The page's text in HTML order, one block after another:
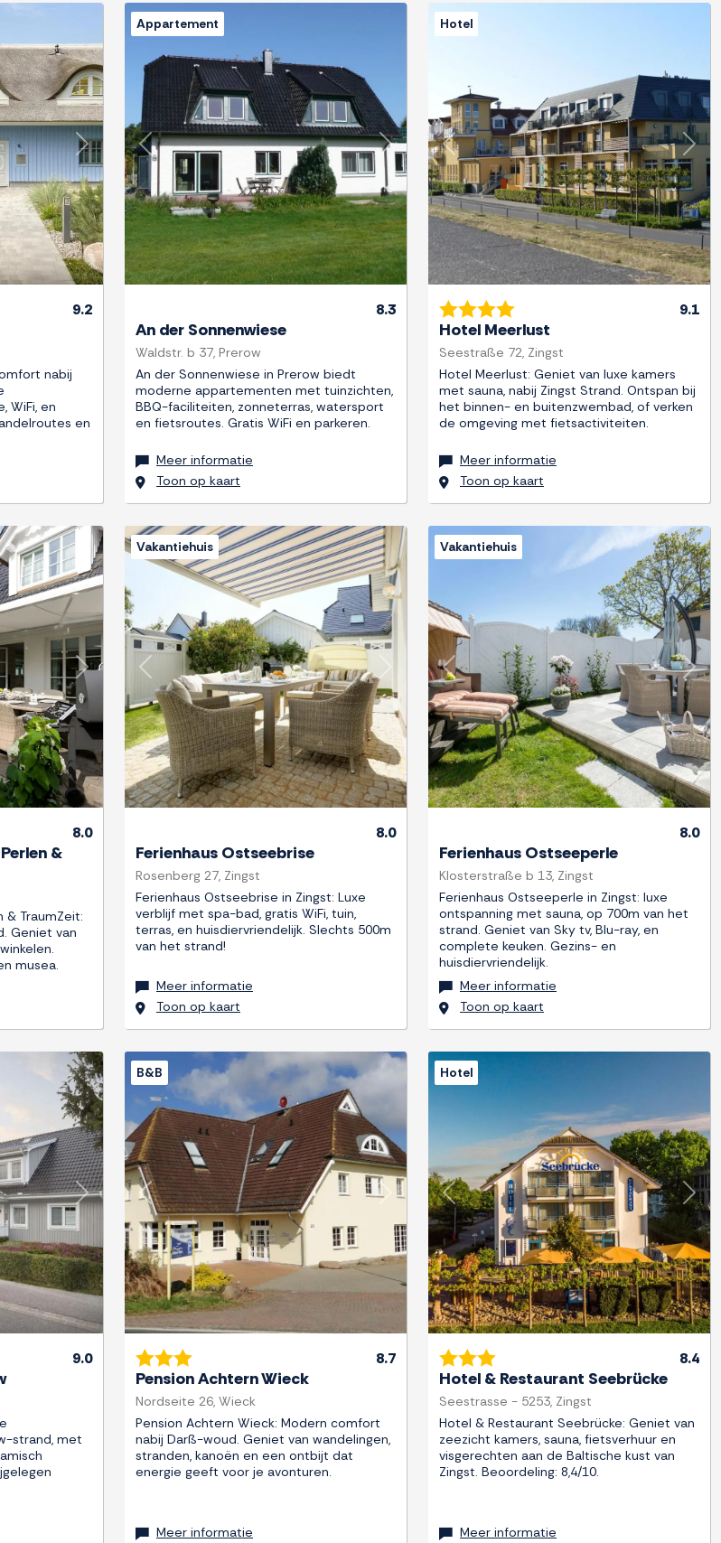
Next
9.2
nabij
WiFi, en
en
Previous Next
Appartement
8.3
An der Sonnenwiese
Waldstr. b 37, Prerow
An der Sonnenwiese in Prerow biedt
moderne appartementen met tuinzichten,
BBQ-faciliteiten, zonneterras, watersport
en fietsroutes. Gratis WiFi en parkeren.
Meer informatie
Toon op kaart
Previous Next
Hotel
9.1
Hotel Meerlust
Seestraße 72, Zingst
Hotel Meerlust: Geniet van luxe kamers
met sauna, nabij Zingst Strand. Ontspan bij
het binnen- en buitenzwembad, of verken
de omgeving met fietsactiviteiten.
Meer informatie
Toon op kaart
Next
8.0
&
& TraumZeit:
Geniet van
musea.
Previous Next
Vakantiehuis
8.0
Ferienhaus Ostseebrise
Rosenberg 27, Zingst
Ferienhaus Ostseebrise in Zingst: Luxe
verblijf met spa-bad, gratis WiFi, tuin,
terras, en huisdiervriendelijk. Slechts 500m
van het strand!
Meer informatie
Toon op kaart
Previous Next
Vakantiehuis
8.0
Ferienhaus Ostseeperle
Klosterstraße b 13, Zingst
Ferienhaus Ostseeperle in Zingst: luxe
ontspanning met sauna, op 700m van het
strand. Geniet van Sky tv, Blu-ray, en
complete keuken. Gezins- en
huisdiervriendelijk.
Meer informatie
Toon op kaart
Next
9.0
strand, met
Previous Next
B&B
8.7
Pension Achtern Wieck
Nordseite 26, Wieck
Pension Achtern Wieck: Modern comfort
nabij Darß-woud. Geniet van wandelingen,
stranden, kanoën en een ontbijt dat
energie geeft voor je avonturen.
Meer informatie
Previous Next
Hotel
8.4
Hotel & Restaurant Seebrücke
Seestrasse - 5253, Zingst
Hotel & Restaurant Seebrücke: Geniet van
zeezicht kamers, sauna, fietsverhuur en
visgerechten aan de Baltische kust van
Zingst. Beoordeling: 8,4/10.
Meer informatie